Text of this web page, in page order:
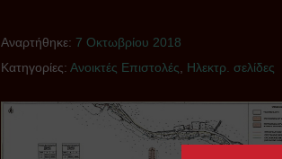
Αναρτήθηκε: 7 Οκτωβρίου 2018
Κατηγορίες: Ανοικτές Επιστολές Ηλεκτρ. σελίδες